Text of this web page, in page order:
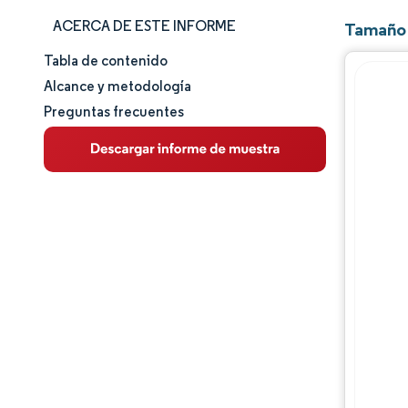
ACERCA DE ESTE INFORME
Tamaño y cuota de mercado
Análisis de mercado
Tendencias e ideas
Tabla de contenido
Alcance y metodología
Preguntas frecuentes